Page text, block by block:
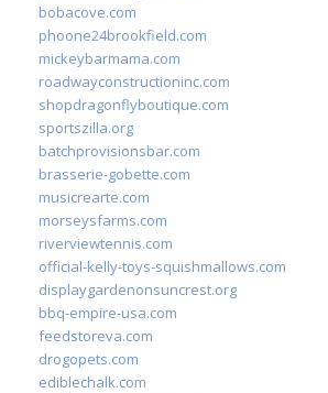
bobacove.com
phoone24brookfield.com
mickeybarmama.com
roadwayconstructioninc.com
shopdragonflyboutique.com
sportszilla.org
batchprovisionsbar.com
brasserie-gobette.com
musicrearte.com
morseysfarms.com
riverviewtennis.com
official-kelly-toys-squishmallows.com
displaygardenonsuncrest.org
bbq-empire-usa.com
feedstoreva.com
drogopets.com
ediblechalk.com